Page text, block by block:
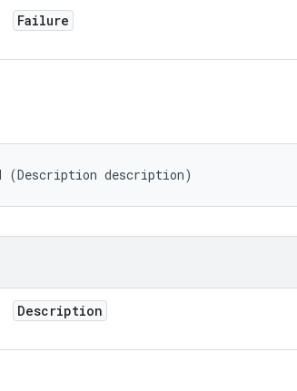
Failure
(Description description)
Description